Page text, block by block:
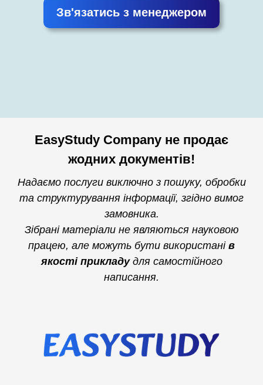
Зв'язатись з менеджером
EasyStudy Company не продає
жодних документів!
Надаємо послуги виключно з пошуку, обробки
та структурування інформації, згідно вимог
замовника.
Зібрані матеріали не являються науковою
працею, але можуть бути використані в
якості прикладудля самостійного
написання.